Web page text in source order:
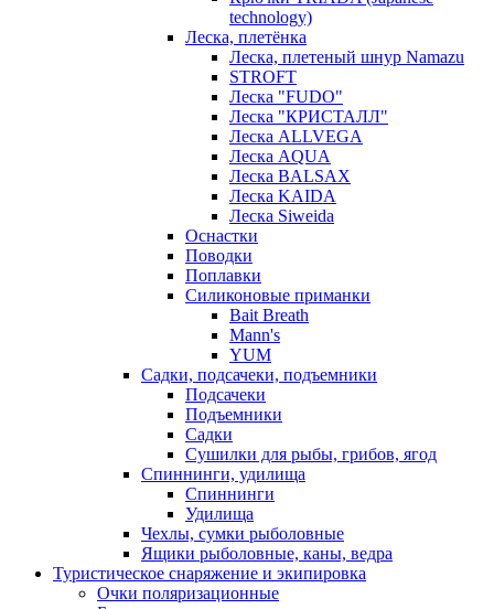
technology)
Леска, плетёнка
Леска, плетеный шнур Namazu
STROFT
Леска "FUDO"
Леска "КРИСТАЛЛ"
Леска ALLVEGA
Леска AQUA
Леска BALSAX
Леска KAIDA
Леска Siweida
Оснастки
Поводки
Поплавки
Силиконовые приманки
Bait Breath
Mann's
YUM
Садки, подсачеки, подъемники
Подсачеки
Подъемники
Садки
Сушилки для рыбы, грибов, ягод
Спиннинги, удилища
Спиннинги
Удилища
Чехлы, сумки рыболовные
Ящики рыболовные, каны, ведра
Туристическое снаряжение и экипировка
Очки поляризационные